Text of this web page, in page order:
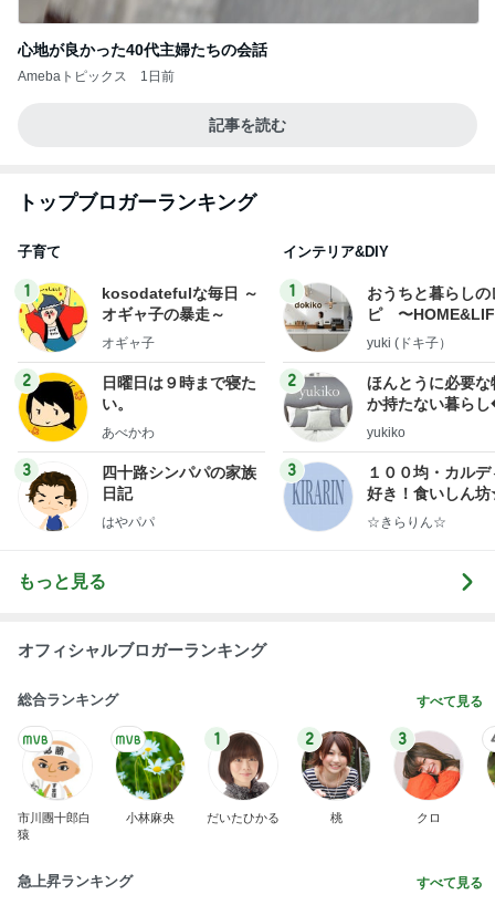
心地が良かった40代主婦たちの会話
Amebaトピックス 1日前
記事を読む
トップブロガーランキング
子育て
1
kosodatefulな毎日 ～
オギャ子の暴走～
オギャ子
2
日曜日は９時まで寝た
い。
あべかわ
3
四十路シンパパの家族
日記
はやパパ
インテリア&DIY
1
おうちと暮らしの
ピ 〜
yuki (ドキ子）
2
ほんとうに必要な
か持たない暮ら
ep Life Simple◆
yukiko
3
１００均・カルデ
好き！食いしん
らりん☆のブログ
☆きらりん☆
もっと見る
オフィシャルブロガーランキング
総合ランキング すべて見る
市川團十郎白
猿
小林麻央
1
だいたひかる
2
桃
3
クロ
急上昇ランキング すべて見る